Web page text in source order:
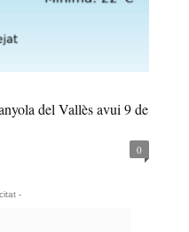
del Vallès avui 9 de
0
-